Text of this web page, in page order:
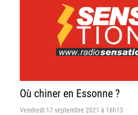
Où chiner en Essonne ?
Vendredi 17 septembre 2021 à 16h13